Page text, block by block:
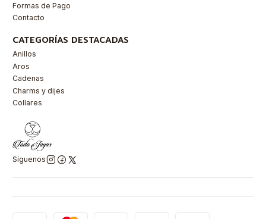
Formas de Pago
Contacto
CATEGORÍAS DESTACADAS
Anillos
Aros
Cadenas
Charms y dijes
Collares
Síguenos